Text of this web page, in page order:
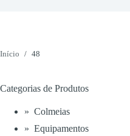
Início / 48
Categorias de Produtos
Colmeias
Equipamentos